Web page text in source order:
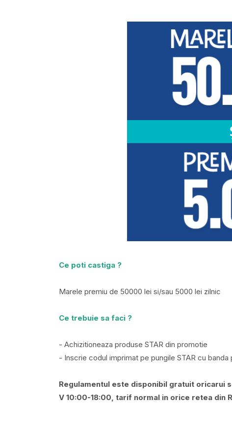
Ce poti castiga ?
Marele premiu de 50000 lei si/sau 5000 lei zilnic
Ce trebuie sa faci ?
- Achizitioneaza produse STAR din promotie
- Inscrie codul imprimat pe pungile STAR cu
Regulamentul este disponibil gratuit oricarui
V 10:00-18:00, tarif normal in orice retea din